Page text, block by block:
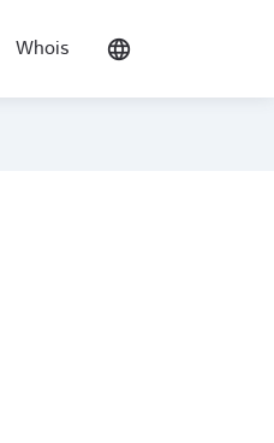
Whois language